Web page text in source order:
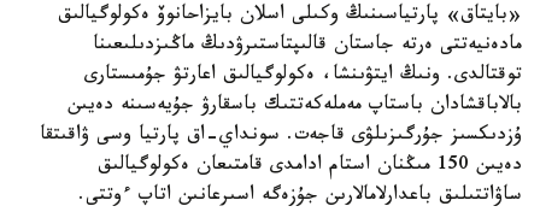
«بايتاق» پارتياسىنىڭ وكىلى اسلان بايزاحانوۆ ەكولوگيالىق
مادەنيەتتى ەرتە جاستان قالىپتاستىرۋدىڭ ماڭىزدىلىعىنا
توقتالدى. ونىڭ ايتۋىنشا، ەكولوگيالىق اعارتۋ جۇمىستارى
بالاباقشادان باستاپ مەملەكەتتىك باسقارۋ جۇيەسىنە دەيىن
ۇزدىكسىز جۇرگىزىلۋى قاجەت. سونداي-اق پارتيا وسى ۋاقىتقا
دەيىن 150 مىڭنان استام ادامدى قامتىعان ەكولوگيالىق
ساۋاتتىلىق باعدارلامالارىن جۇزەگە اسىرعانىن اتاپ ءوتتى.